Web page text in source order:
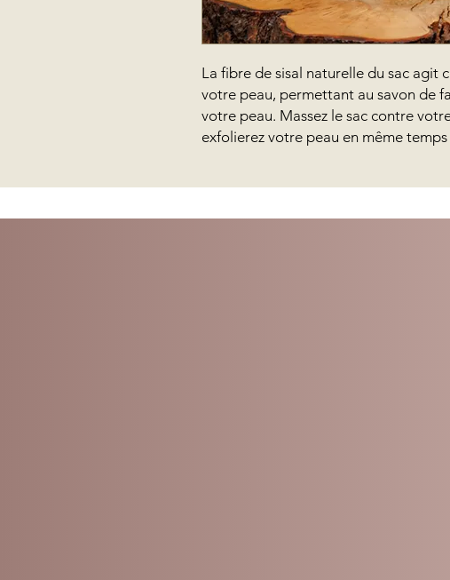
La fibre de sisal naturelle du sac agit
votre peau, permettant au savon de
votre peau. Massez le sac contre
exfolierez votre peau en même temps